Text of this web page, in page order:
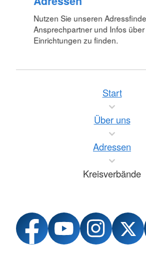
Nutzen Sie unseren
Ansprechpartner und Infos über
Einrichtungen zu finden.
Start
Über uns
Adressen
Kreisverbände